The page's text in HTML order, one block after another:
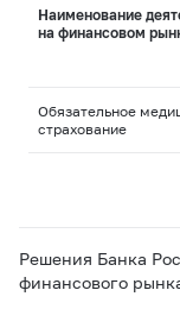
Наименование
на финансовом
Обязательное
страхование
Решения Банка
финансового